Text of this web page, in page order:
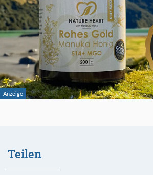
Teilen